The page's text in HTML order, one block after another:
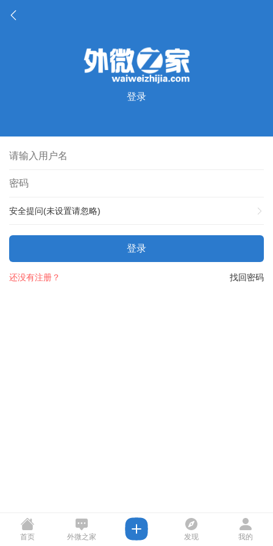
登录
安全提问(未设置请忽略)
登录
找回密码
还没有注册？
首页 外微之家 发现 我的